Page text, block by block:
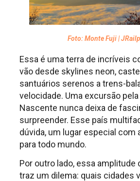
Foto: Monte Fuji |
Essa é uma terra de incríveis
vão desde skylines neon,
santuários serenos a trens-
velocidade. Uma excursão pela
Nascente nunca deixa de
surpreender. Esse país
dúvida, um lugar especial com
para todo mundo.
Por outro lado, essa amplitude
traz um dilema: quais cidades